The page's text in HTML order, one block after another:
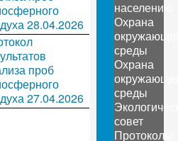
28.04.2026
проб
27.04.2026
населению
Охрана
среды
Охрана
среды
совет
Протоколы